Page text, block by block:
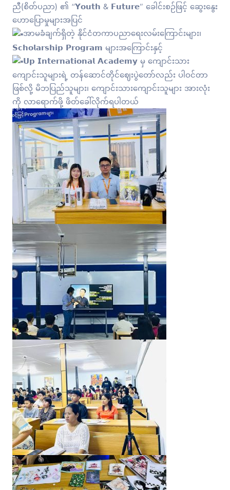
ညီ(စိတ်ပညာ) ၏ “𝗬𝗼𝘂𝘁𝗵 & 𝗙𝘂𝘁𝘂𝗿𝗲” ခေါင်းစဉ်ဖြင့် ဆွေးနွေး
ဟောပြောမှုများအပြင်
အာမခံချက်ရှိတဲ့ နိုင်ငံတကာပညာရေးလမ်းကြောင်းများ၊
𝗦𝗰𝗵𝗼𝗹𝗮𝗿𝘀𝗵𝗶𝗽 𝗣𝗿𝗼𝗴𝗿𝗮𝗺 များအကြောင်းနှင့်
𝗨𝗽 𝗜𝗻𝘁𝗲𝗿𝗻𝗮𝘁𝗶𝗼𝗻𝗮𝗹 𝗔𝗰𝗮𝗱𝗲𝗺𝘆 မှ ကျောင်းသား
ကျောင်းသူများရဲ့ တန်ဆောင်တိုင်ဈေးပွဲတော်လည်း ပါဝင်တာ
ဖြစ်လို့ မိဘပြည်သူများ၊ ကျောင်းသားကျောင်းသူများ အားလုံး
ကို လာရောက်ဖို့ ဖိတ်ခေါ်လိုက်ရပါတယ်